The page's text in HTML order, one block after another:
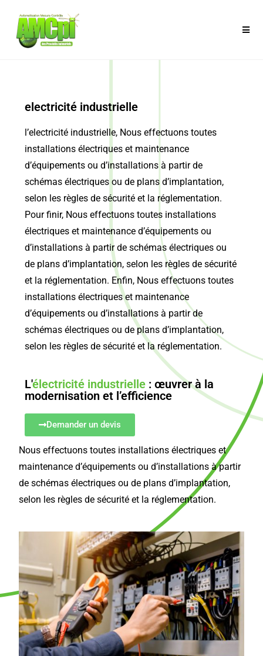
electricité industrielle
l’electricité industrielle, Nous effectuons toutes
installations électriques et maintenance
d’équipements ou d’installations à partir de
schémas électriques ou de plans d’implantation,
selon les règles de sécurité et la réglementation.
Pour finir, Nous effectuons toutes installations
électriques et maintenance d’équipements ou
d’installations à partir de schémas électriques ou
de plans d’implantation, selon les règles de sécurité
et la réglementation. Enfin, Nous effectuons toutes
installations électriques et maintenance
d’équipements ou d’installations à partir de
schémas électriques ou de plans d’implantation,
selon les règles de sécurité et la réglementation.
L'électricité industrielle : œuvrer à la
modernisation et l’efficience
Demander un devis
Nous effectuons toutes installations électriques et
maintenance d’équipements ou d’installations à partir
de schémas électriques ou de plans d’implantation,
selon les règles de sécurité et la réglementation.